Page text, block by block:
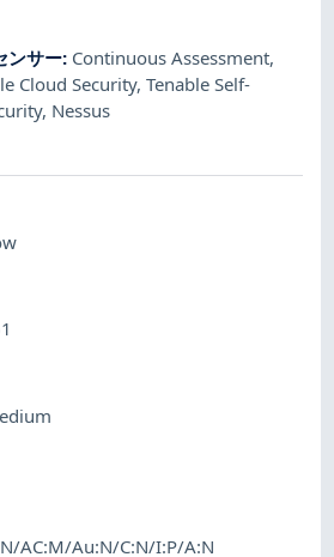
ンサー: Continuous Assessment,
Cloud Security,Tenable Self-
, Nessus
AC:M/Au:N/C:N/I:P/A:N